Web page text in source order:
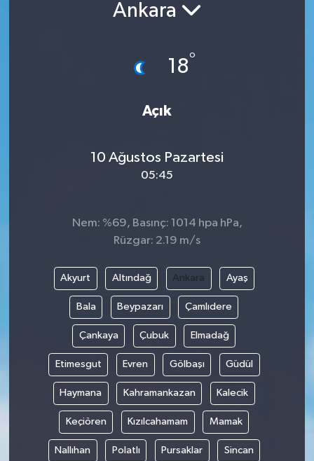
Ankara
18°
Açık
10 Ağustos Pazartesi
05:45
Nem: %69, Basınç: 1014 hpa hPa,
Rüzgar: 2.19 m/s
Akyurt Altındağ Ankara Ayaş
Bala Beypazarı Çamlıdere
Çankaya Çubuk Elmadağ
Etimesgut Evren Gölbaşı Güdül
Haymana Kahramankazan Kalecik
Keçiören Kızılcahamam Mamak
Nallıhan Polatlı Pursaklar Sincan